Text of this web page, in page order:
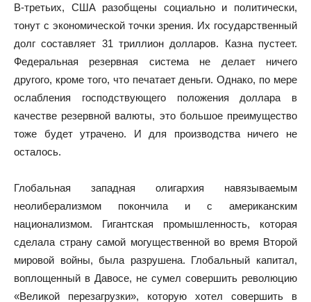
В-третьих, США разобщены социально и политически,
тонут с экономической точки зрения. Их государственный
долг составляет 31 триллион долларов. Казна пустеет.
Федеральная резервная система не делает ничего
другого, кроме того, что печатает деньги. Однако, по мере
ослабления господствующего положения доллара в
качестве резервной валюты, это большое преимущество
тоже будет утрачено. И для производства ничего не
осталось.
Глобальная западная олигархия навязываемым
неолиберализмом покончила и с американским
национализмом. Гигантская промышленность, которая
сделала страну самой могущественной во время Второй
мировой войны, была разрушена. Глобальный капитал,
воплощенный в Давосе, не сумел совершить революцию
«Великой перезагрузки», которую хотел совершить в